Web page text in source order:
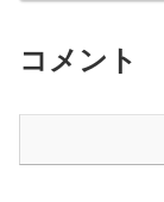
コメント